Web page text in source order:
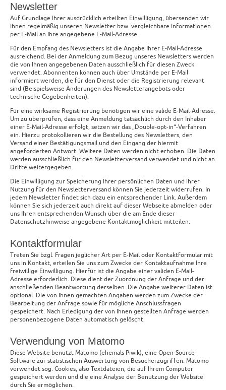
Newsletter
Auf Grundlage Ihrer ausdrücklich erteilten Einwilligung, übersenden wir
Ihnen regelmäßig unseren Newsletter bzw. vergleichbare Informationen
per E-Mail an Ihre angegebene E-Mail-Adresse.
Für den Empfang des Newsletters ist die Angabe Ihrer E-Mail-Adresse
ausreichend. Bei der Anmeldung zum Bezug unseres Newsletters werden
die von Ihnen angegebenen Daten ausschließlich für diesen Zweck
verwendet. Abonnenten können auch über Umstände per E-Mail
informiert werden, die für den Dienst oder die Registrierung relevant
sind (Beispielsweise Änderungen des Newsletterangebots oder
technische Gegebenheiten).
Für eine wirksame Registrierung benötigen wir eine valide E-Mail-Adresse.
Um zu überprüfen, dass eine Anmeldung tatsächlich durch den Inhaber
einer E-Mail-Adresse erfolgt, setzen wir das „Double-opt-in“-Verfahren
ein. Hierzu protokollieren wir die Bestellung des Newsletters, den
Versand einer Bestätigungsmail und den Eingang der hiermit
angeforderten Antwort. Weitere Daten werden nicht erhoben. Die Daten
werden ausschließlich für den Newsletterversand verwendet und nicht an
Dritte weitergegeben.
Die Einwilligung zur Speicherung Ihrer persönlichen Daten und ihrer
Nutzung für den Newsletterversand können Sie jederzeit widerrufen. In
jedem Newsletter findet sich dazu ein entsprechender Link. Außerdem
können Sie sich jederzeit auch direkt auf dieser Webseite abmelden oder
uns Ihren entsprechenden Wunsch über die am Ende dieser
Datenschutzhinweise angegebene Kontaktmöglichkeit mitteilen.
Kontaktformular
Treten Sie bzgl. Fragen jeglicher Art per E-Mail oder Kontaktformular mit
uns in Kontakt, erteilen Sie uns zum Zwecke der Kontaktaufnahme Ihre
freiwillige Einwilligung. Hierfür ist die Angabe einer validen E-Mail-
Adresse erforderlich. Diese dient der Zuordnung der Anfrage und der
anschließenden Beantwortung derselben. Die Angabe weiterer Daten ist
optional. Die von Ihnen gemachten Angaben werden zum Zwecke der
Bearbeitung der Anfrage sowie für mögliche Anschlussfragen
gespeichert. Nach Erledigung der von Ihnen gestellten Anfrage werden
personenbezogene Daten automatisch gelöscht.
Verwendung von Matomo
Diese Website benutzt Matomo (ehemals Piwik), eine Open-Source-
Software zur statistischen Auswertung von Besucherzugriffen. Matomo
verwendet sog. Cookies, also Textdateien, die auf Ihrem Computer
gespeichert werden und die eine Analyse der Benutzung der Website
durch Sie ermöglichen.